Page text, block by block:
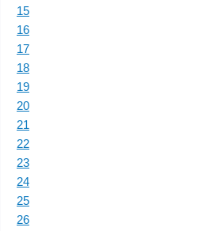
15
16
17
18
19
20
21
22
23
24
25
26